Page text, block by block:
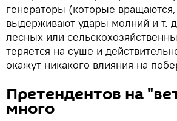
генераторы (которые
выдерживают удары молний и т.
лесных или
теряется на суше и
окажут никакого влияния на
Претендентов на
много